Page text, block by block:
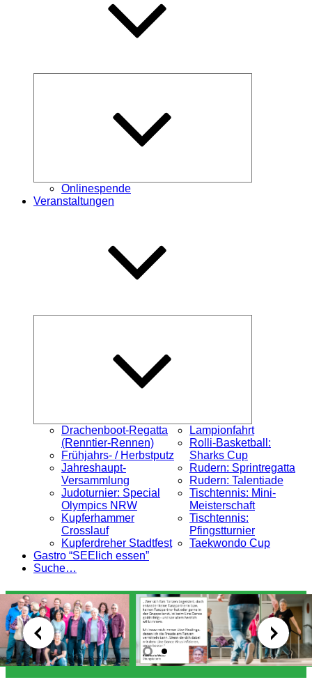
Onlinespende
Veranstaltungen
Drachenboot-Regatta
(Renntier-Rennen)
Frühjahrs- / Herbstputz
Jahreshaupt-
Versammlung
Judoturnier: Special
Olympics NRW
Kupferhammer
Crosslauf
Kupferdreher Stadtfest
Lampionfahrt
Rolli-Basketball:
Sharks Cup
Rudern: Sprintregatta
Rudern: Talentiade
Tischtennis: Mini-
Meisterschaft
Tischtennis:
Pfingstturnier
Taekwondo Cup
Gastro “SEElich essen”
Suche…